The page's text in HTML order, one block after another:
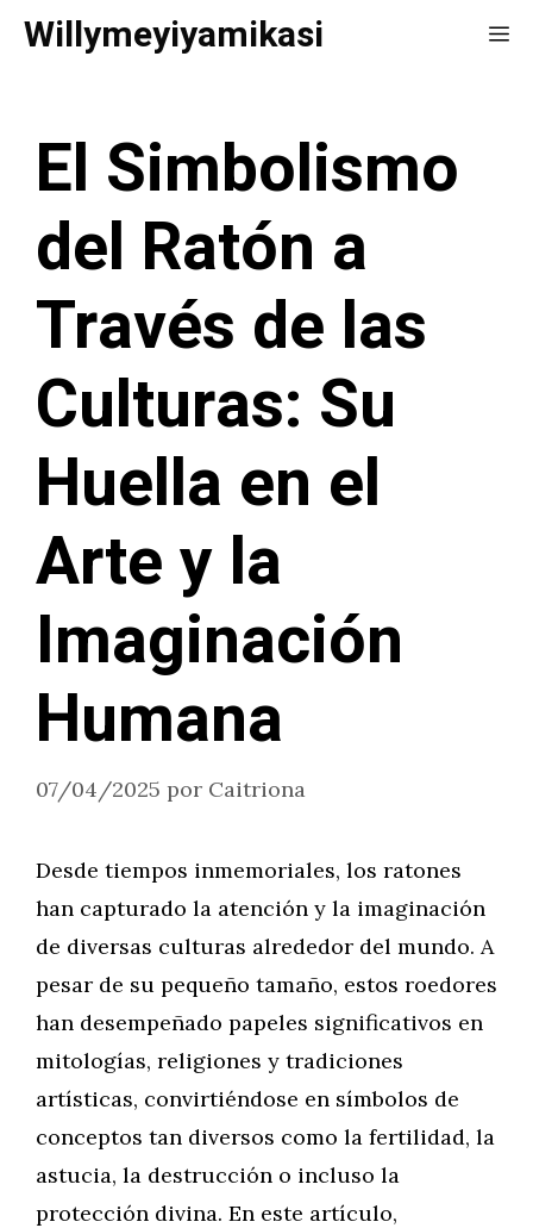
Saltar
Willymeyiyamikasi
El Simbolismo
del Ratón a
Través de las
Culturas: Su
Huella en el
Arte y la
Imaginación
Humana
07/04/2025 por Caitriona
Desde tiempos inmemoriales, los ratones
han capturado la atención y la imaginación
de diversas culturas alrededor del mundo. A
pesar de su pequeño tamaño, estos roedores
han desempeñado papeles significativos en
mitologías, religiones y tradiciones
artísticas, convirtiéndose en símbolos de
conceptos tan diversos como la fertilidad, la
astucia, la destrucción o incluso la
protección divina. En este artículo,